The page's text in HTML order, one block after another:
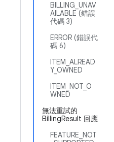
BILLING_UNAV
AILABLE (錯誤
代碼 3)
ERROR (錯誤代
碼 6)
ITEM_ALREAD
Y_OWNED
ITEM_NOT_O
WNED
無法重試的
BillingResult 回應
FEATURE_NOT